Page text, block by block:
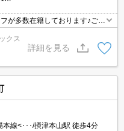
多数在籍しております♪ご要
！初期費用クレジット支払可
等弊社に一度も来店せずとも
されている物件も全てご紹介
て申し付けください★
クス
詳細を見る
線<･･･/摂津本山駅 徒歩4分